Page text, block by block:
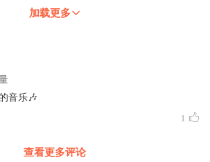
加载更多
音乐🎶
1
查看更多评论